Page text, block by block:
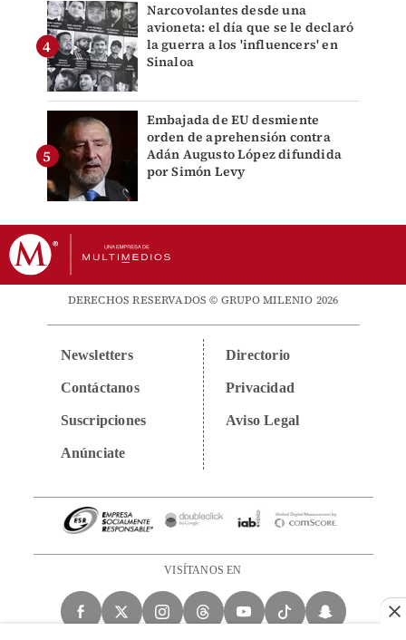
Narcovolantes desde una
avioneta: el día que se le declaró
la guerra a los 'influencers' en
Sinaloa
Embajada de EU desmiente
orden de aprehensión contra
Adán Augusto López difundida
por Simón Levy
DERECHOS RESERVADOS © GRUPO MILENIO 2026
Newsletters
Contáctanos
Suscripciones
Anúnciate
Directorio
Privacidad
Aviso Legal
VISÍTANOS EN